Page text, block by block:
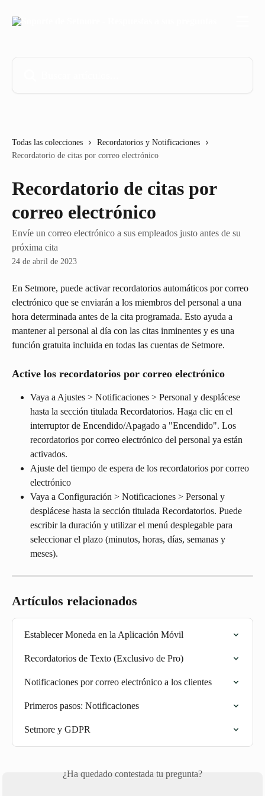
Todas las colecciones
Recordatorios y Notificaciones
Recordatorio de citas por correo electrónico
Recordatorio de citas por
correo electrónico
Envíe un correo electrónico a sus empleados justo antes de su
próxima cita
24 de abril de 2023
En Setmore, puede activar recordatorios automáticos por correo
electrónico que se enviarán a los miembros del personal a una
hora determinada antes de la cita programada. Esto ayuda a
mantener al personal al día con las citas inminentes y es una
función gratuita incluida en todas las cuentas de Setmore.
Active los recordatorios por correo electrónico
Vaya a Ajustes > Notificaciones > Personal y desplácese
hasta la sección titulada Recordatorios. Haga clic en el
interruptor de Encendido/Apagado a "Encendido". Los
recordatorios por correo electrónico del personal ya están
activados.
Ajuste del tiempo de espera de los recordatorios por correo
electrónico
Vaya a Configuración > Notificaciones > Personal y
desplácese hasta la sección titulada Recordatorios. Puede
escribir la duración y utilizar el menú desplegable para
seleccionar el plazo (minutos, horas, días, semanas y
meses).
Artículos relacionados
Establecer Moneda en la Aplicación Móvil
Recordatorios de Texto (Exclusivo de Pro)
Notificaciones por correo electrónico a los clientes
Primeros pasos: Notificaciones
Setmore y GDPR
¿Ha quedado contestada tu pregunta?